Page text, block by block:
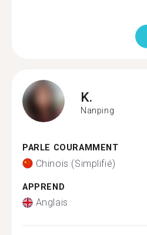
K.
Nanping
PARLE COURAMMENT
Chinois (Simplifié)
APPREND
Anglais